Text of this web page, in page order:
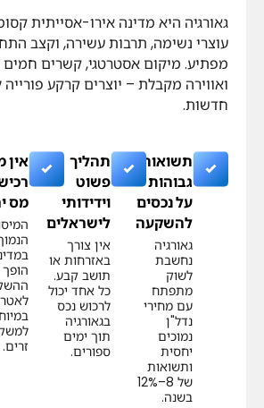
גאורגיה היא מדינה אירו-אסייתית
עוצרי נשימה, תרבות עשירה, וקצב
מפתיע. מיקום אסטרטגי, קשרים
ואווירה מקבלת – יוצרים קרקע פורייה
חדשות.
תשואות
גבוהות
על נכסים
להשקעה
גאורגיה
נחשבת
לשוק
מתפתח
עם מחירי
נדל"ן
נמוכים
יחסית
ותשואות
של 8–12%
בשנה.
תהליך
פשוט
וידידותי
לישראלים
אין צורך
באזרחות או
תושב קבע.
כל אחד יכול
לרכוש נכס
בגאורגיה
תוך ימים
ספורים.
אין
מס
זרים.